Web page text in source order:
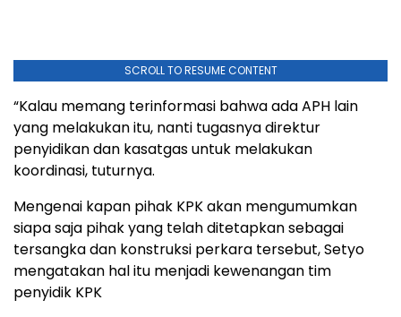
SCROLL TO RESUME CONTENT
“Kalau memang terinformasi bahwa ada APH lain
yang melakukan itu, nanti tugasnya direktur
penyidikan dan kasatgas untuk melakukan
koordinasi, tuturnya.
Mengenai kapan pihak KPK akan mengumumkan
siapa saja pihak yang telah ditetapkan sebagai
tersangka dan konstruksi perkara tersebut, Setyo
mengatakan hal itu menjadi kewenangan tim
penyidik KPK